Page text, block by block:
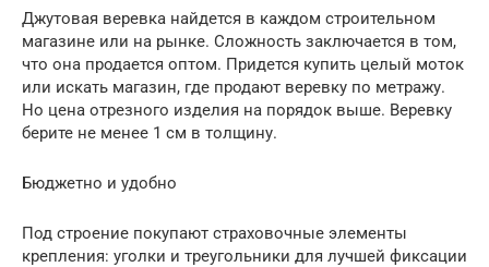
Джутовая веревка найдется в каждом строительном
магазине или на рынке. Сложность заключается в том,
что она продается оптом. Придется купить целый моток
или искать магазин, где продают веревку по метражу.
Но цена отрезного изделия на порядок выше. Веревку
берите не менее 1 см в толщину.
Бюджетно и удобно
Под строение покупают страховочные элементы
крепления: уголки и треугольники для лучшей фиксации